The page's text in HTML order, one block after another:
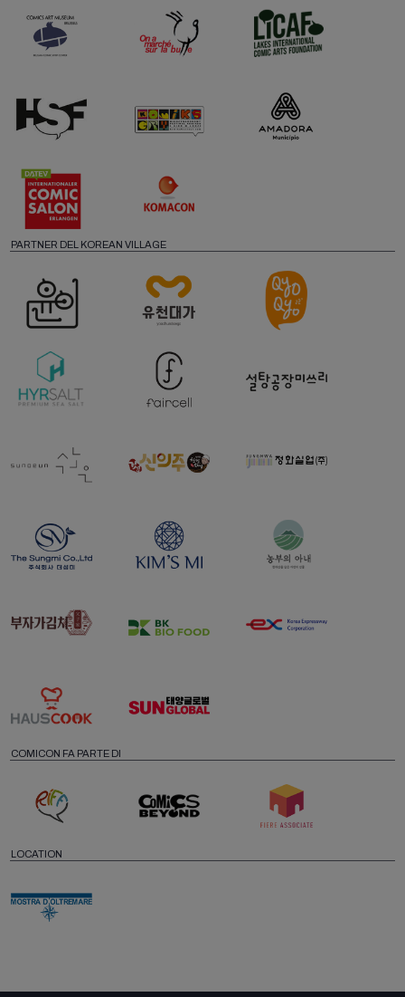
PARTNER DEL KOREAN VILLAGE
COMICON FA PARTE DI
LOCATION